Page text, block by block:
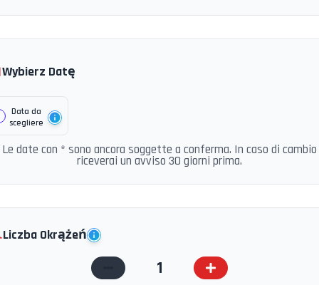
Wybierz Datę
Data da
scegliere
Le date con * sono ancora soggette a conferma. In caso di cambio
riceverai un avviso 30 giorni prima.
Liczba Okrążeń
1